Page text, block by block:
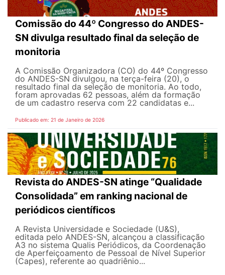
Comissão do 44º Congresso do ANDES-
SN divulga resultado final da seleção de
monitoria
A Comissão Organizadora (CO) do 44º Congresso
do ANDES-SN divulgou, na terça-feira (20), o
resultado final da seleção de monitoria. Ao todo,
foram aprovadas 62 pessoas, além da formação
de um cadastro reserva com 22 candidatas e...
Publicado em: 21 de Janeiro de 2026
Revista do ANDES-SN atinge “Qualidade
Consolidada” em ranking nacional de
periódicos científicos
A Revista Universidade e Sociedade (U&S),
editada pelo ANDES-SN, alcançou a classificação
A3 no sistema Qualis Periódicos, da Coordenação
de Aperfeiçoamento de Pessoal de Nível Superior
(Capes), referente ao quadriênio...